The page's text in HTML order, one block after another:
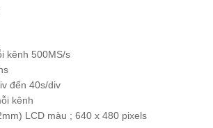
kênh 500MS/s
đến 40s/div
kênh
LCD màu ; 640 x 480 pixels